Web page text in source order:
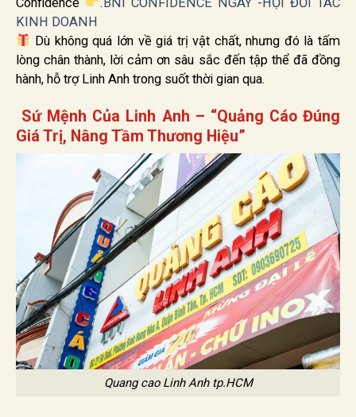
KINH DOANH
Dù không quá lớn về giá trị vật chất, nhưng đó là tấm
lòng chân thành, lời cảm ơn sâu sắc đến tập thể đã đồng
hành, hỗ trợ Linh Anh trong suốt thời gian qua.
Sứ Mệnh Của Linh Anh – “Quảng Cáo Đúng
Giá Trị, Nâng Tầm Thương Hiệu”
Quang cao Linh Anh tp.HCM